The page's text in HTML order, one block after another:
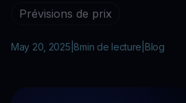
Prévisions de prix
May 20, 2025 8min de lecture Blog